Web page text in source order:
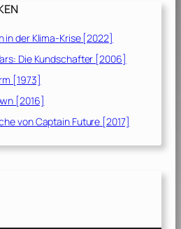
in der Klima-Krise [2022]
Die Kundschafter [2006]
[1973]
[2016]
von Captain Future [2017]